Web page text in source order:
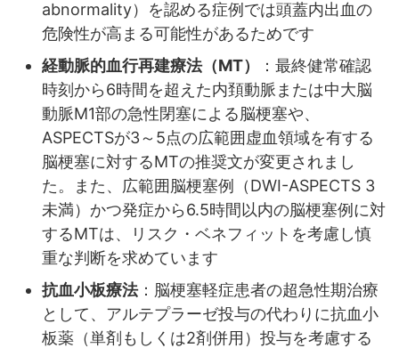
abnormality）を認める症例では頭蓋内出血の
危険性が高まる可能性があるためです
経動脈的血行再建療法（MT）
：最終健常確認
時刻から6時間を超えた内頚動脈または中大脳
動脈M1部の急性閉塞による脳梗塞や、
ASPECTSが3～5点の広範囲虚血領域を有する
脳梗塞に対するMTの推奨文が変更されまし
た。また、広範囲脳梗塞例（DWI-ASPECTS 3
未満）かつ発症から6.5時間以内の脳梗塞例に対
するMTは、リスク・ベネフィットを考慮し慎
重な判断を求めています
抗血小板療法：脳梗塞軽症患者の超急性期治療
として、アルテプラーゼ投与の代わりに抗血小
板薬（単剤もしくは2剤併用）投与を考慮する